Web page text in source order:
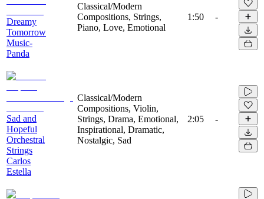
Dreamy
Tomorrow
Music-
Panda
Classical/Modern
Compositions, Strings,
Piano, Love, Emotional
1:50 -
Sad and
Hopeful
Orchestral
Strings
Carlos
Estella
Classical/Modern
Compositions, Violin,
Strings, Drama, Emotional,
Inspirational, Dramatic,
Nostalgic, Sad
2:05 -